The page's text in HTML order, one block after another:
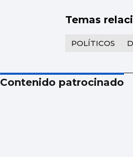
Temas
POLÍTICOS
Contenido patrocinado